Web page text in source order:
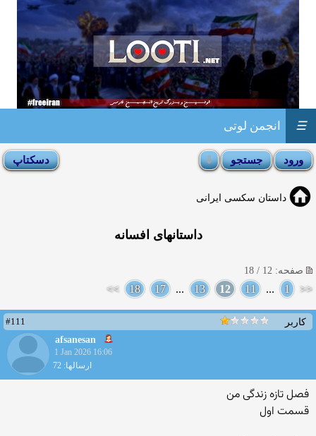
انجمن لوتی ☰
داستان سکسی ایرانی
داستانهای افسانه
صفحه: 12 / 18
<<
1
...
11
12
13
...
17
18
>>
کاربر
#111
afsanesan
1 Jan 2026 16:06
ارسالها: 72
فصل تازه زندگی من
قسمت اول